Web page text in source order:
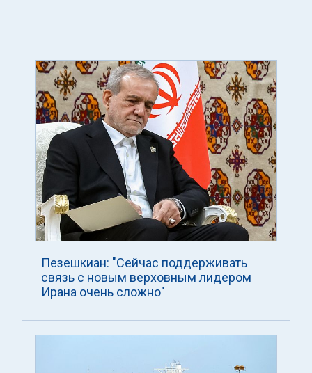
Пезешкиан: "Сейчас поддерживать
связь с новым верховным лидером
Ирана очень сложно"